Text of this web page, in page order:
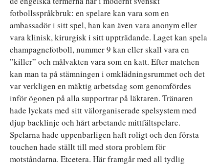
fotbollsspråkbruk: en spelare kan vara som en
ambassadör i sitt spel, han kan även vara anonym eller
vara klinisk, kirurgisk i sitt uppträdande. Laget kan spela
champagnefotboll, nummer 9 kan eller skall vara en
”killer” och målvakten vara som en katt. Efter matchen
kan man ta på stämningen i omklädningsrummet och det
var verkligen en mäktig arbetsdag som genomfördes
inför ögonen på alla supportrar på läktaren. Tränaren
hade lyckats med sitt välorganiserade spelsystem med
djup backlinje och hårt arbetande mittfältspelare.
Spelarna hade uppenbarligen haft roligt och den första
touchen hade ställt till med stora problem för
motståndarna. Etcetera. Här framgår med all tydlig